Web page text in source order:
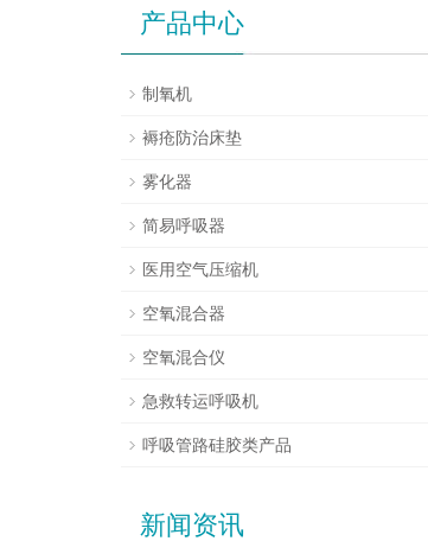
产品中心
制氧机
褥疮防治床垫
雾化器
简易呼吸器
医用空气压缩机
空氧混合器
空氧混合仪
急救转运呼吸机
呼吸管路硅胶类产品
新闻资讯